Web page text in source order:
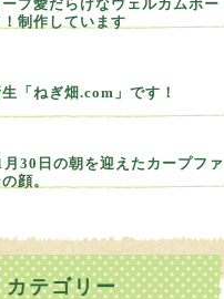
ープ愛だらけなウェルカムボー
！制作しています
「ねぎ畑.com」です！
月30日の朝を迎えたカープファ
顔。
カテゴリー